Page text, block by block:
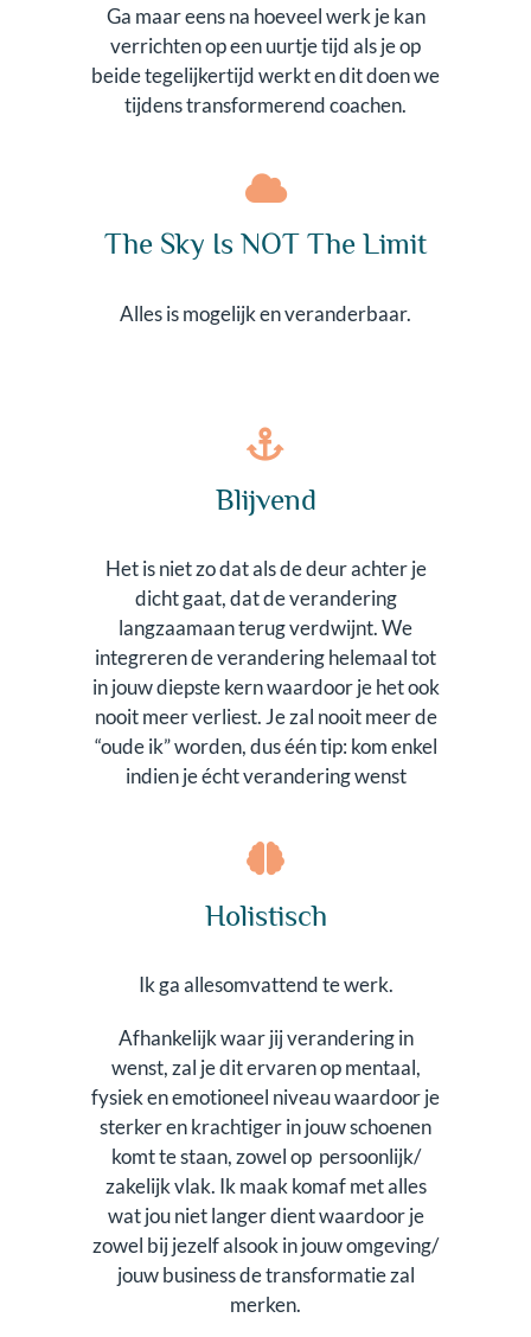
Ga maar eens na hoeveel werk je kan
verrichten op een uurtje tijd als je op
beide tegelijkertijd werkt en dit doen we
tijdens transformerend coachen.
The Sky Is NOT The Limit
Alles is mogelijk en veranderbaar.
Blijvend
Het is niet zo dat als de deur achter je
dicht gaat, dat de verandering
langzaamaan terug verdwijnt. We
integreren de verandering helemaal tot
in jouw diepste kern waardoor je het ook
nooit meer verliest. Je zal nooit meer de
“oude ik” worden, dus één tip: kom enkel
indien je écht verandering wenst
Holistisch
Ik ga allesomvattend te werk.
Afhankelijk waar jij verandering in
wenst, zal je dit ervaren op mentaal,
fysiek en emotioneel niveau waardoor je
sterker en krachtiger in jouw schoenen
komt te staan, zowel op persoonlijk/
zakelijk vlak. Ik maak komaf met alles
wat jou niet langer dient waardoor je
zowel bij jezelf alsook in jouw omgeving/
jouw business de transformatie zal
merken.